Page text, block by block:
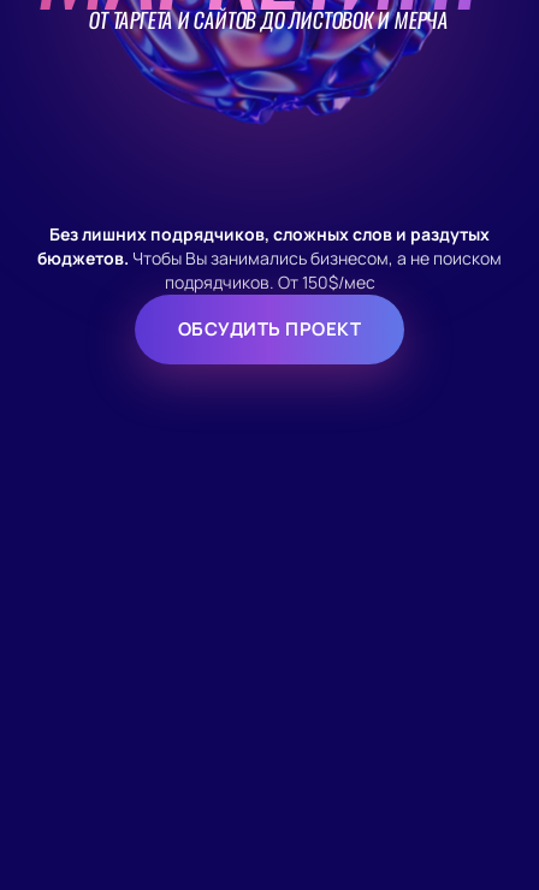
ОТ ТАРГЕТА И САЙТОВ ДО ЛИСТОВОК И МЕРЧА
Без лишних подрядчиков, сложных слов и раздутых
бюджетов. Чтобы Вы занимались бизнесом, а не поиском
подрядчиков. От 150$/мес
ОБСУДИТЬ ПРОЕКТ